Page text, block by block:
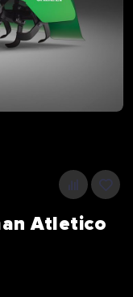
Atletico